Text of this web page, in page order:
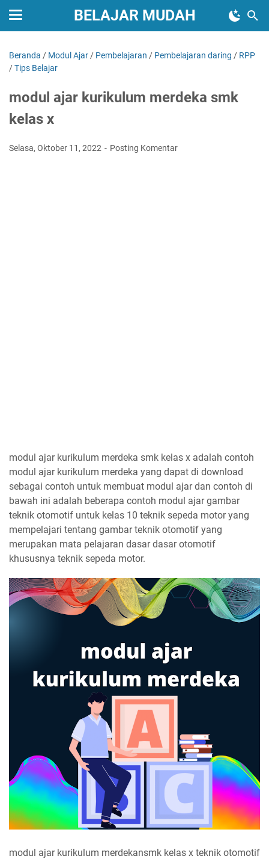
BELAJAR MUDAH
Beranda / Modul Ajar / Pembelajaran / Pembelajaran daring / RPP
/Tips Belajar
modul ajar kurikulum merdeka smk
kelas x
Selasa, Oktober 11, 2022 Posting Komentar
modul ajar kurikulum merdeka smk kelas x adalah contoh
modul ajar kurikulum merdeka yang dapat di download
sebagai contoh untuk membuat modul ajar dan contoh di
bawah ini adalah beberapa contoh modul ajar gambar
teknik otomotif untuk kelas 10 teknik sepeda motor yang
mempelajari tentang gambar teknik otomotif yang
merupakan mata pelajaran dasar dasar otomotif
khususnya teknik sepeda motor.
modul ajar kurikulum merdekansmk kelas x teknik otomotif